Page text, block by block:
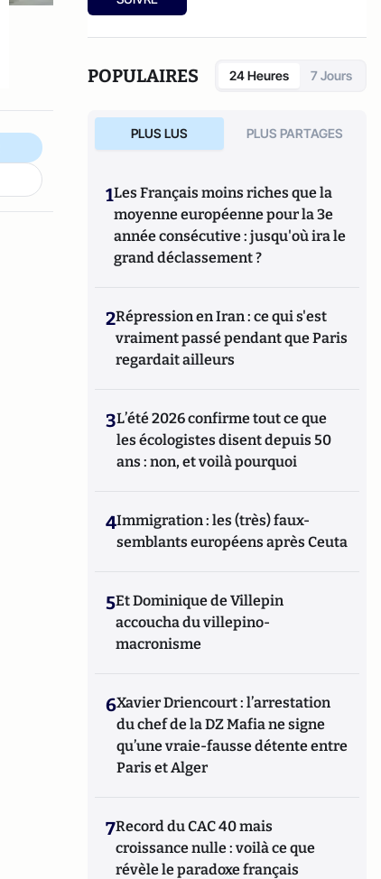
POPULAIRES 24 Heures 7 Jours
PLUS LUS PLUS PARTAGES
1Les Français moins riches que la
moyenne européenne pour la 3e
année consécutive : jusqu'où ira le
grand déclassement ?
2Répression en Iran : ce qui s'est
vraiment passé pendant que Paris
regardait ailleurs
3L’été 2026 confirme tout ce que
les écologistes disent depuis 50
ans : non, et voilà pourquoi
4Immigration : les (très) faux-
semblants européens après Ceuta
5Et Dominique de Villepin
accoucha du villepino-
macronisme
6Xavier Driencourt : l’arrestation
du chef de la DZ Mafia ne signe
qu’une vraie-fausse détente entre
Paris et Alger
7Record du CAC 40 mais
croissance nulle : voilà ce que
révèle le paradoxe français